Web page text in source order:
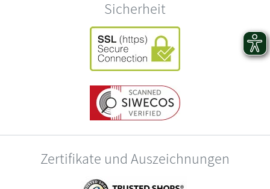
Sicherheit
Zertifikate und Auszeichnungen